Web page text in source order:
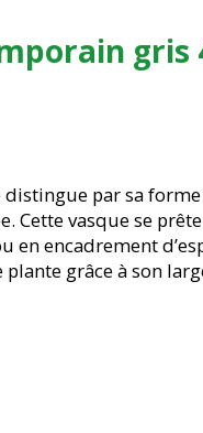
gris
par sa
Cette vasque se
en encadrement
grâce à son